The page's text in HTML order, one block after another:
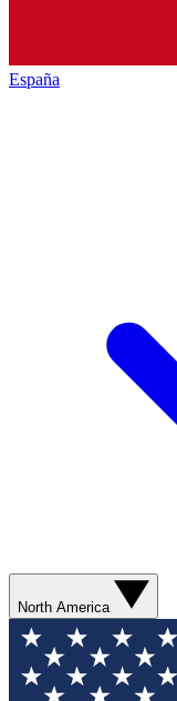
España
North America